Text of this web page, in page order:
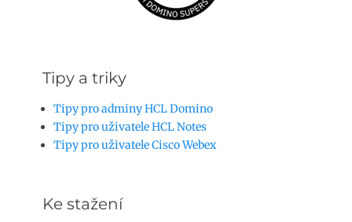
Tipy a triky
Tipy pro adminy HCL Domino
Tipy pro uživatele HCL Notes
Tipy pro uživatele Cisco Webex
Ke stažení